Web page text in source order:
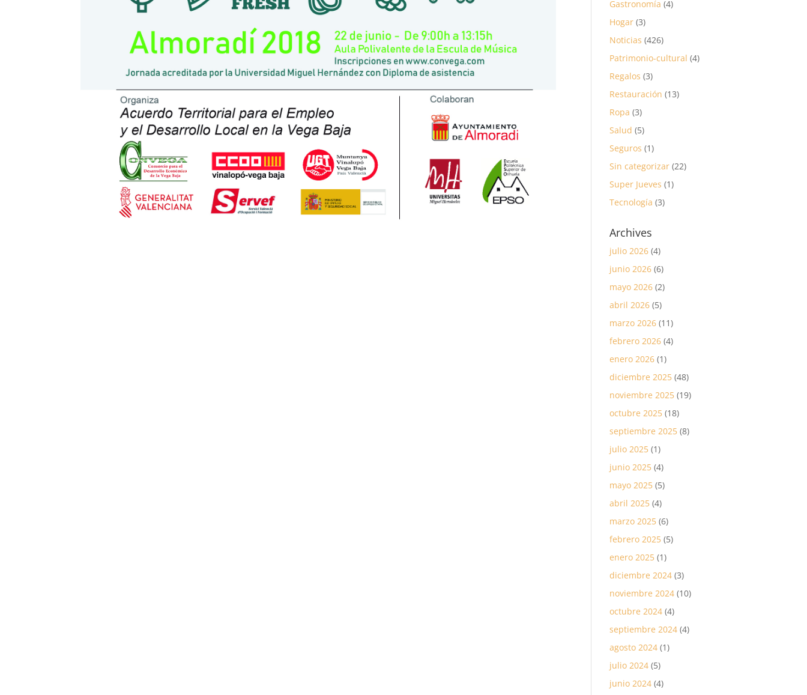
Gastronomía (4)
Hogar (3)
Noticias (426)
Patrimonio-cultural (4)
Regalos (3)
Restauración (13)
Ropa (3)
Salud (5)
Seguros (1)
Sin categorizar (22)
Super Jueves (1)
Tecnología (3)
Archives
julio 2026 (4)
junio 2026 (6)
mayo 2026 (2)
abril 2026 (5)
marzo 2026 (11)
febrero 2026 (4)
enero 2026 (1)
diciembre 2025 (48)
noviembre 2025 (19)
octubre 2025 (18)
septiembre 2025 (8)
julio 2025 (1)
junio 2025 (4)
mayo 2025 (5)
abril 2025 (4)
marzo 2025 (6)
febrero 2025 (5)
enero 2025 (1)
diciembre 2024 (3)
noviembre 2024 (10)
octubre 2024 (4)
septiembre 2024 (4)
agosto 2024 (1)
julio 2024 (5)
junio 2024 (4)